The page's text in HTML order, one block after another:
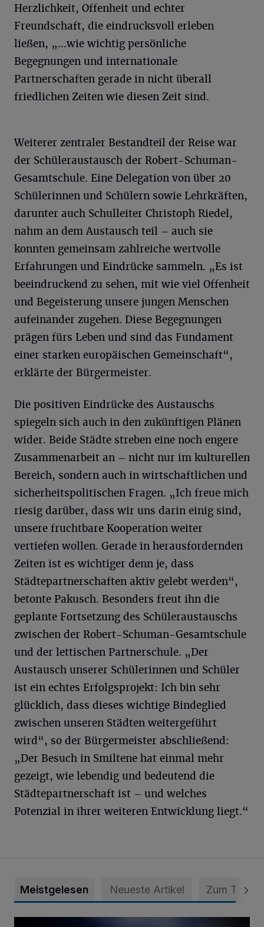
Herzlichkeit, Offenheit und echter
Freundschaft, die eindrucksvoll erleben
ließen, „...wie wichtig persönliche
Begegnungen und internationale
Partnerschaften gerade in nicht überall
friedlichen Zeiten wie diesen Zeit sind.
Weiterer zentraler Bestandteil der Reise war
der Schüleraustausch der Robert-Schuman-
Gesamtschule. Eine Delegation von über 20
Schülerinnen und Schülern sowie Lehrkräften,
darunter auch Schulleiter Christoph Riedel,
nahm an dem Austausch teil – auch sie
konnten gemeinsam zahlreiche wertvolle
Erfahrungen und Eindrücke sammeln. „Es ist
beeindruckend zu sehen, mit wie viel Offenheit
und Begeisterung unsere jungen Menschen
aufeinander zugehen. Diese Begegnungen
prägen fürs Leben und sind das Fundament
einer starken europäischen Gemeinschaft“,
erklärte der Bürgermeister.
Die positiven Eindrücke des Austauschs
spiegeln sich auch in den zukünftigen Plänen
wider. Beide Städte streben eine noch engere
Zusammenarbeit an – nicht nur im kulturellen
Bereich, sondern auch in wirtschaftlichen und
sicherheitspolitischen Fragen. „Ich freue mich
riesig darüber, dass wir uns darin einig sind,
unsere fruchtbare Kooperation weiter
vertiefen wollen. Gerade in herausfordernden
Zeiten ist es wichtiger denn je, dass
Städtepartnerschaften aktiv gelebt werden“,
betonte Pakusch. Besonders freut ihn die
geplante Fortsetzung des Schüleraustauschs
zwischen der Robert-Schuman-Gesamtschule
und der lettischen Partnerschule. „Der
Austausch unserer Schülerinnen und Schüler
ist ein echtes Erfolgsprojekt: Ich bin sehr
glücklich, dass dieses wichtige Bindeglied
zwischen unseren Städten weitergeführt
wird“, so der Bürgermeister abschließend:
„Der Besuch in Smiltene hat einmal mehr
gezeigt, wie lebendig und bedeutend die
Städtepartnerschaft ist – und welches
Potenzial in ihrer weiteren Entwicklung liegt.“
Meistgelesen Neueste Artikel Zum Thema